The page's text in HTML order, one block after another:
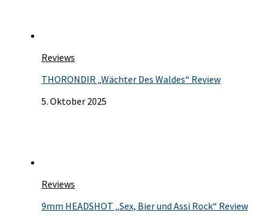
Reviews
THORONDIR „Wächter Des Waldes“ Review
5. Oktober 2025
Reviews
9mm HEADSHOT „Sex, Bier und Assi Rock“ Review